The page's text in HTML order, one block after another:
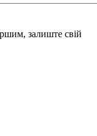
залиште свій